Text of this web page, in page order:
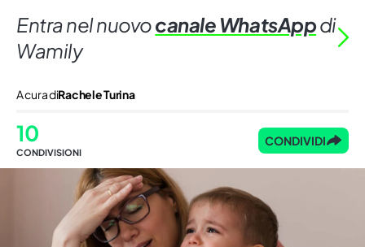
Entra nel nuovocanale WhatsAppdi
Wamily
A cura diRachele Turina
10
CONDIVISIONI
CONDIVIDI